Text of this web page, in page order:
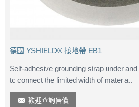
德國 YSHIELD® 接地帶 EB1
Self-adhesive grounding strap under
to connect the limited width of materia..
歡迎查詢售價